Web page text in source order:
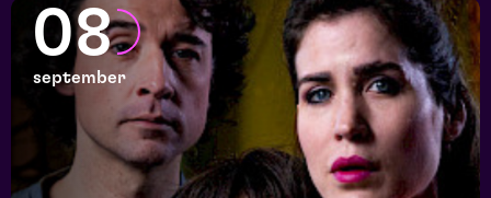
08
september